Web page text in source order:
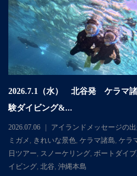
2026.7.1（水） 北谷発 ケラマ
験ダイビング&...
2026.07.06 アイランドメッセージの
ミガメ
きれいな景色, ケラマ諸島 ケラ
日ツアー
スノーケリング, ボートダイブ,
イビング, 北谷 沖縄本島